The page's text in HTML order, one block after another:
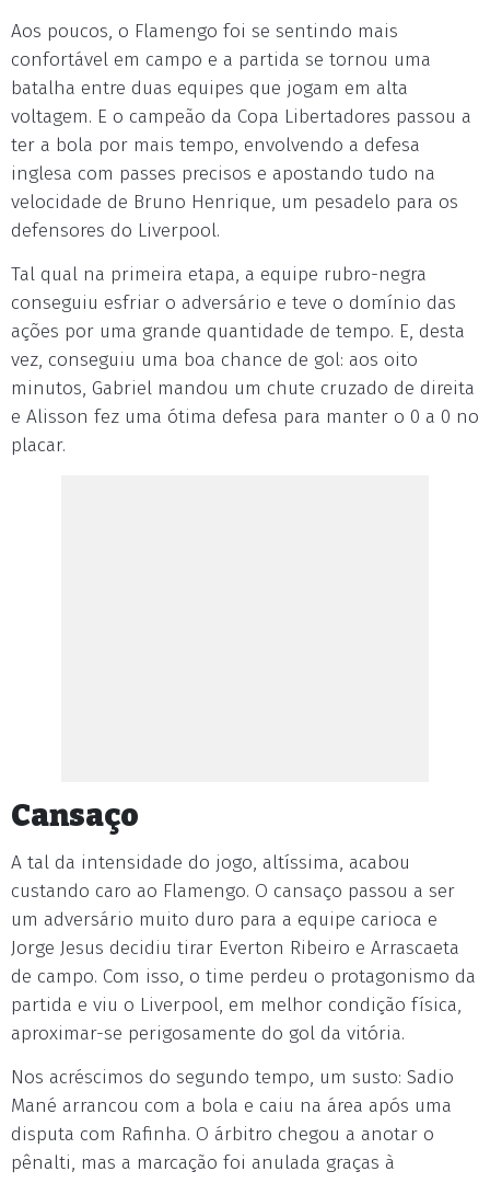
Aos poucos, o Flamengo foi se sentindo mais
confortável em campo e a partida se tornou uma
batalha entre duas equipes que jogam em alta
voltagem. E o campeão da Copa Libertadores passou a
ter a bola por mais tempo, envolvendo a defesa
inglesa com passes precisos e apostando tudo na
velocidade de Bruno Henrique, um pesadelo para os
defensores do Liverpool.
Tal qual na primeira etapa, a equipe rubro-negra
conseguiu esfriar o adversário e teve o domínio das
ações por uma grande quantidade de tempo. E, desta
vez, conseguiu uma boa chance de gol: aos oito
minutos, Gabriel mandou um chute cruzado de direita
e Alisson fez uma ótima defesa para manter o 0 a 0 no
placar.
Cansaço
A tal da intensidade do jogo, altíssima, acabou
custando caro ao Flamengo. O cansaço passou a ser
um adversário muito duro para a equipe carioca e
Jorge Jesus decidiu tirar Everton Ribeiro e Arrascaeta
de campo. Com isso, o time perdeu o protagonismo da
partida e viu o Liverpool, em melhor condição física,
aproximar-se perigosamente do gol da vitória.
Nos acréscimos do segundo tempo, um susto: Sadio
Mané arrancou com a bola e caiu na área após uma
disputa com Rafinha. O árbitro chegou a anotar o
pênalti, mas a marcação foi anulada graças à